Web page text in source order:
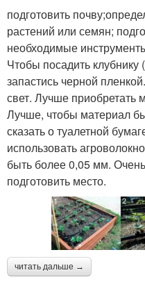
подготовить
растений или семян;
необходимые
Чтобы посадить
запастись черной
свет. Лучше приобретать
Лучше, чтобы материал
сказать о туалетной
использовать
быть более 0,05 мм.
подготовить место.
читать дальше →